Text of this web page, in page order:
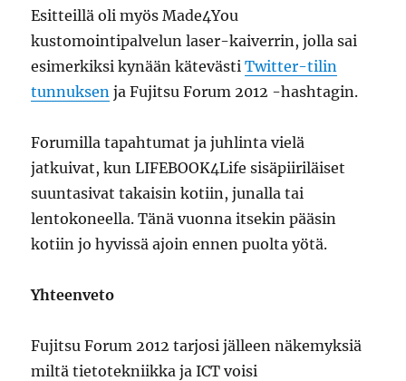
Esitteillä oli myös Made4You
kustomointipalvelun laser-kaiverrin, jolla sai
esimerkiksi kynään kätevästiTwitter-tilin
tunnuksen ja Fujitsu Forum 2012 -hashtagin.
Forumilla tapahtumat ja juhlinta vielä
jatkuivat, kun LIFEBOOK4Life sisäpiiriläiset
suuntasivat takaisin kotiin, junalla tai
lentokoneella. Tänä vuonna itsekin pääsin
kotiin jo hyvissä ajoin ennen puolta yötä.
Yhteenveto
Fujitsu Forum 2012 tarjosi jälleen näkemyksiä
miltä tietotekniikka ja ICT voisi